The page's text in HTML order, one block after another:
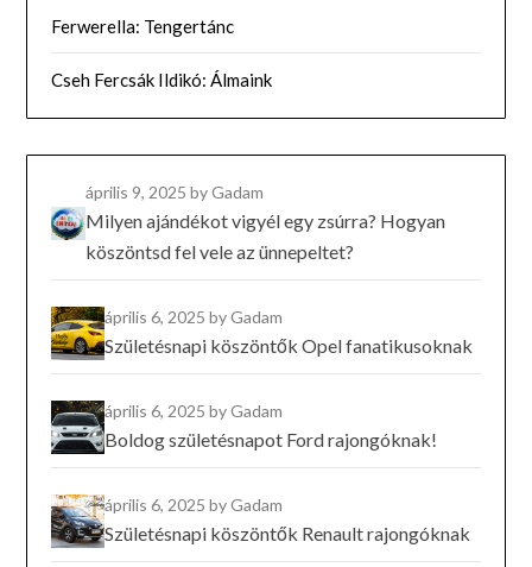
Ferwerella: Tengertánc
Cseh Fercsák Ildikó: Álmaink
április 9, 2025 by Gadam
Milyen ajándékot vigyél egy zsúrra? Hogyan
köszöntsd fel vele az ünnepeltet?
április 6, 2025by Gadam
Születésnapi köszöntők Opel fanatikusoknak
április 6, 2025by Gadam
Boldog születésnapot Ford rajongóknak!
április 6, 2025by Gadam
Születésnapi köszöntők Renault rajongóknak